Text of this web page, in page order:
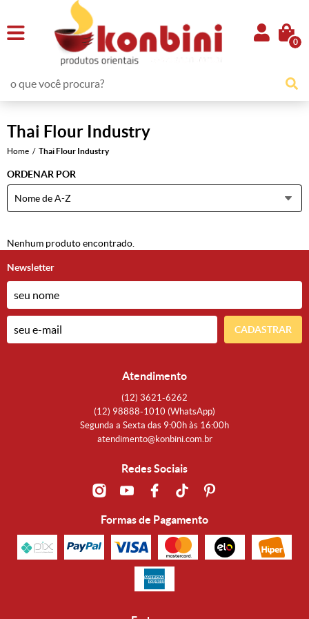
0
Thai Flour Industry
Home Thai Flour Industry
ORDENAR POR
Nome de A-Z
Nenhum produto encontrado.
Newsletter
CADASTRAR
Atendimento
(12) 3621-6262
(12) 98888-1010 (WhatsApp)
Segunda a Sexta das 9:00h às 16:00h
atendimento@konbini.com.br
Redes Sociais
Formas de Pagamento